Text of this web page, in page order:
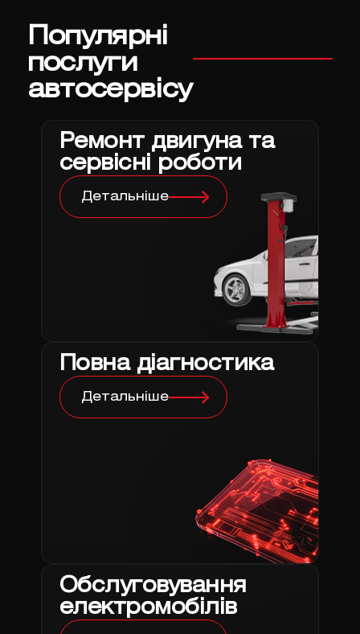
Популярні
послуги
автосервісу
Ремонт двигуна та
сервісні роботи
Детальніше
Повна діагностика
Детальніше
Обслуговування
електромобілів